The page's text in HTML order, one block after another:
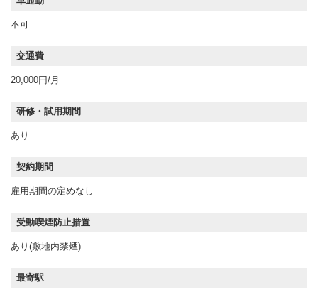
不可
交通費
20,000円/月
研修・試用期間
あり
契約期間
雇用期間の定めなし
受動喫煙防止措置
あり(敷地内禁煙)
最寄駅